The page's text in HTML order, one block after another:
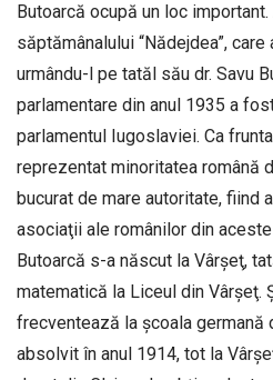
Butoarcă ocupă un loc
săptămânalului “Nădejdea”, care
urmându-l pe tatăl său dr. Savu
parlamentare din anul 1935 a
parlamentul Iugoslaviei. Ca
reprezentat minoritatea română
bucurat de mare autoritate, fiind
asociaţii ale românilor din
Butoarcă s-a născut la Vârşeţ,
matematică la Liceul din Vârşeţ.
frecventează la şcoala germană
absolvit în anul 1914, tot la